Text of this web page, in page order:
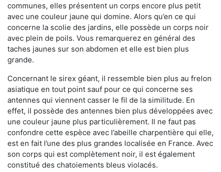
communes, elles présentent un corps encore plus petit
avec une couleur jaune qui domine. Alors qu’en ce qui
concerne la scolie des jardins, elle possède un corps noir
avec plein de poils. Vous remarquerez en général des
taches jaunes sur son abdomen et elle est bien plus
grande.
Concernant le sirex géant, il ressemble bien plus au frelon
asiatique en tout point sauf pour ce qui concerne ses
antennes qui viennent casser le fil de la similitude. En
effet, il possède des antennes bien plus développées avec
une couleur jaune plus particulièrement. Il ne faut pas
confondre cette espèce avec l’abeille charpentière qui elle,
est en fait l’une des plus grandes localisée en France. Avec
son corps qui est complètement noir, il est également
constitué des chatoiements bleus violacés.